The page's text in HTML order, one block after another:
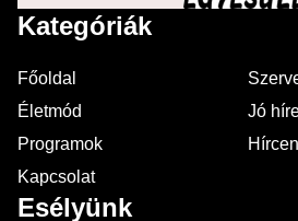
Kategóriák
Főoldal
Életmód
Jó
Programok
Kapcsolat
Esélyünk